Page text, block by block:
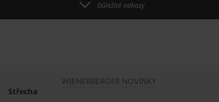
Důležité odkazy
WIENERBERGER NOVINKY
Střecha